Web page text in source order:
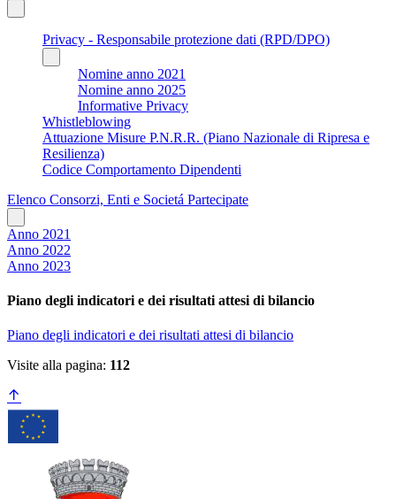
Privacy - Responsabile protezione dati (RPD/DPO)
Nomine anno 2021
Nomine anno 2025
Informative Privacy
Whistleblowing
Attuazione Misure P.N.R.R. (Piano Nazionale di Ripresa e
Resilienza)
Codice Comportamento Dipendenti
Elenco Consorzi, Enti e Societá Partecipate
Anno 2021
Anno 2022
Anno 2023
Piano degli indicatori e dei risultati attesi di bilancio
Piano degli indicatori e dei risultati attesi di bilancio
Visite alla pagina: 112